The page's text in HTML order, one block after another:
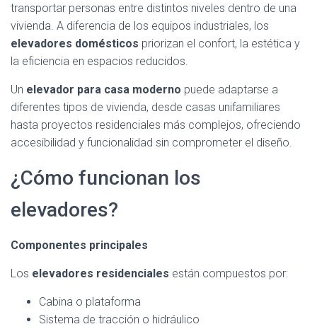
transportar personas entre distintos niveles dentro de una
vivienda. A diferencia de los equipos industriales, los
elevadores domésticos priorizan el confort, la estética y
la eficiencia en espacios reducidos.
Un elevador para casa moderno puede adaptarse a
diferentes tipos de vivienda, desde casas unifamiliares
hasta proyectos residenciales más complejos, ofreciendo
accesibilidad y funcionalidad sin comprometer el diseño.
¿Cómo funcionan los
elevadores?
Componentes principales
Los elevadores residenciales están compuestos por:
Cabina o plataforma
Sistema de tracción o hidráulico